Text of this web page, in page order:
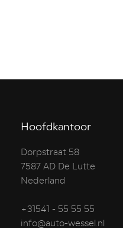
Hoofdkantoor
Dorpstraat 58
7587 AD De Lutte
Nederland
+31541 - 55 55 55
info@auto-wessel.nl